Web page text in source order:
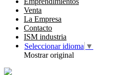
Venta
La Empresa
Contacto
ISM industria
Seleccionar idioma ▼
Mostrar original